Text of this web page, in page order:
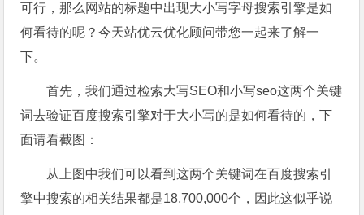
可行，那么网站的标题中出现大小写字母搜索引擎是如
何看待的呢？今天站优云优化顾问带您一起来了解一
下。
首先，我们通过检索大写SEO和小写seo这两个关键
词去验证百度搜索引擎对于大小写的是如何看待的，下
面请看截图：
从上图中我们可以看到这两个关键词在百度搜索引
擎中搜索的相关结果都是18,700,000个，因此这似乎说